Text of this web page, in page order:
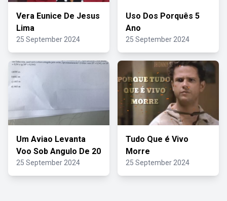
Vera Eunice De Jesus
Lima
25 September 2024
Uso Dos Porquês 5
Ano
25 September 2024
Um Aviao Levanta
Voo Sob Angulo De 20
25 September 2024
Tudo Que é Vivo
Morre
25 September 2024